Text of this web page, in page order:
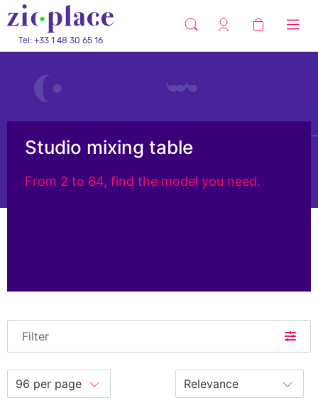
Tel: +33 1 48 30 65 16
Studio mixing table
From 2 to 64, find the model you need.
Filter